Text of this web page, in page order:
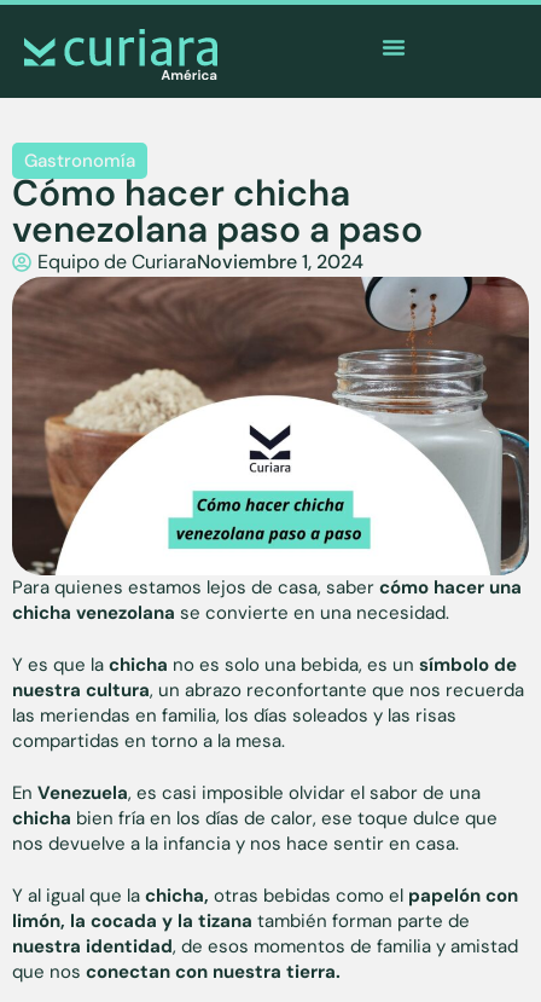
Gastronomía
Cómo hacer chicha
venezolana paso a paso
Equipo de CuriaraNoviembre 1, 2024
Para quienes estamos lejos de casa, saber cómo hacer una
chicha venezolana se convierte en una necesidad.
Y es que la chicha no es solo una bebida, es un símbolo de
nuestra cultura, un abrazo reconfortante que nos recuerda
las meriendas en familia, los días soleados y las risas
compartidas en torno a la mesa.
En Venezuela, es casi imposible olvidar el sabor de una
chicha bien fría en los días de calor, ese toque dulce que
nos devuelve a la infancia y nos hace sentir en casa.
Y al igual que la chicha, otras bebidas como el papelón con
limón, la cocada y la tizana también forman parte de
nuestra identidad, de esos momentos de familia y amistad
que nos conectan con nuestra tierra.